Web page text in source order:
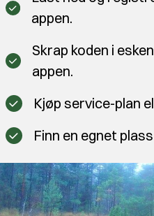
appen.
Skrap koden i
appen.
Kjøp service-plan
Finn en egnet